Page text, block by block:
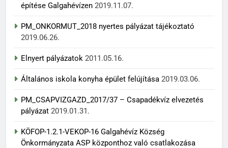
építése Galgahévízen 2019.11.07.
PM_ONKORMUT_2018 nyertes pályázat tájékoztató
2019.06.26.
Elnyert pályázatok 2011.05.16.
Általános iskola konyha épület felújítása 2019.03.06.
PM_CSAPVIZGAZD_2017/37 – Csapadékvíz elvezetés
pályázat 2019.01.31.
KÖFOP-1.2.1-VEKOP-16 Galgahévíz Község
Önkormányzata ASP központhoz való csatlakozása